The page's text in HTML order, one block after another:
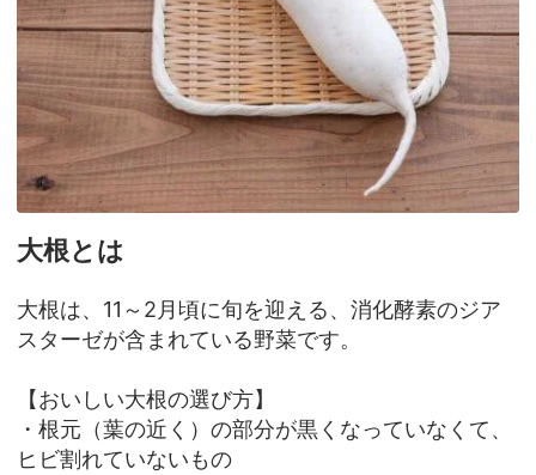
大根とは
大根は、11～2月頃に旬を迎える、消化酵素のジア
スターゼが含まれている野菜です。
【おいしい大根の選び方】
・根元（葉の近く）の部分が黒くなっていなくて、
ヒビ割れていないもの